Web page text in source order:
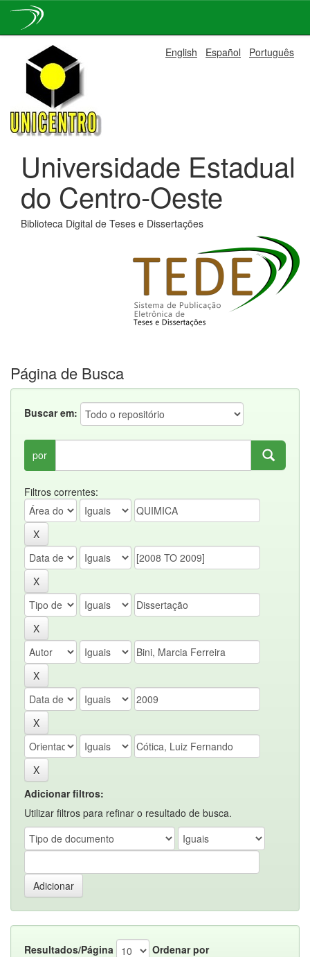
navigation
English Español Português
Universidade Estadual
do Centro-Oeste
Biblioteca Digital de Teses e Dissertações
Página de Busca
Buscar em:
por
Filtros correntes:
Adicionar filtros:
Utilizar filtros para refinar o resultado de busca.
Resultados/Página
Ordenar por